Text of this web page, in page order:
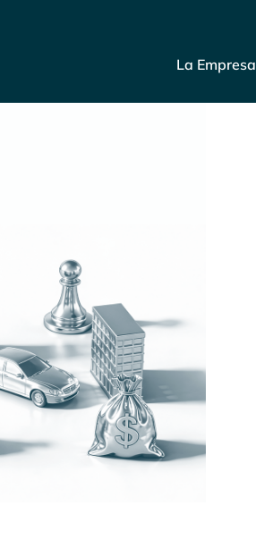
La Empresa